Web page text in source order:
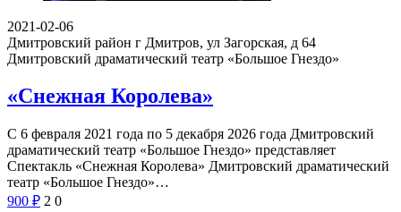
2021-02-06
Дмитровский район г Дмитров, ул Загорская, д 64
Дмитровский драматический театр «Большое Гнездо»
«Снежная Королева»
С 6 февраля 2021 года по 5 декабря 2026 года Дмитровский
драматический театр «Большое Гнездо» представляет
Спектакль «Снежная Королева» Дмитровский драматический
театр «Большое Гнездо»…
900 ₽ 2 0